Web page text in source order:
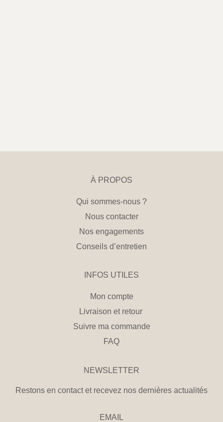
À PROPOS
Qui sommes-nous ?
Nous contacter
Nos engagements
Conseils d’entretien
INFOS UTILES
Mon compte
Livraison et retour
Suivre ma commande
FAQ
NEWSLETTER
Restons en contact et recevez nos dernières actualités
EMAIL